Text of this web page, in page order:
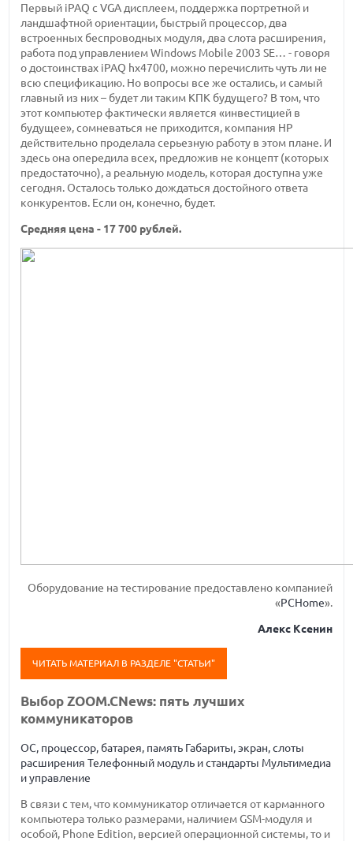
Первый iPAQ с VGA дисплеем, поддержка портретной и
ландшафтной ориентации, быстрый процессор, два
встроенных беспроводных модуля, два слота расширения,
работа под управлением Windows Mobile 2003 SE… - говоря
о достоинствах iPAQ hx4700, можно перечислить чуть ли не
всю спецификацию. Но вопросы все же остались, и самый
главный из них – будет ли таким КПК будущего? В том, что
этот компьютер фактически является «инвестицией в
будущее», сомневаться не приходится, компания HP
действительно проделала серьезную работу в этом плане. И
здесь она опередила всех, предложив не концепт (которых
предостаточно), а реальную модель, которая доступна уже
сегодня. Осталось только дождаться достойного ответа
конкурентов. Если он, конечно, будет.
Cредняя цена - 17 700 рублей.
Оборудование на тестирование предоставлено компанией
«PCHome».
Алекс Ксенин
ЧИТАТЬ МАТЕРИАЛ В РАЗДЕЛЕ "СТАТЬИ"
Выбор ZOOM.CNews: пять лучших
коммуникаторов
ОС, процессор, батарея, память Габариты, экран, слоты
расширения Телефонный модуль и стандарты Мультимедиа
и управление
В связи с тем, что коммуникатор отличается от карманного
компьютера только размерами, наличием GSM-модуля и
особой, Phone Edition, версией операционной системы, то и